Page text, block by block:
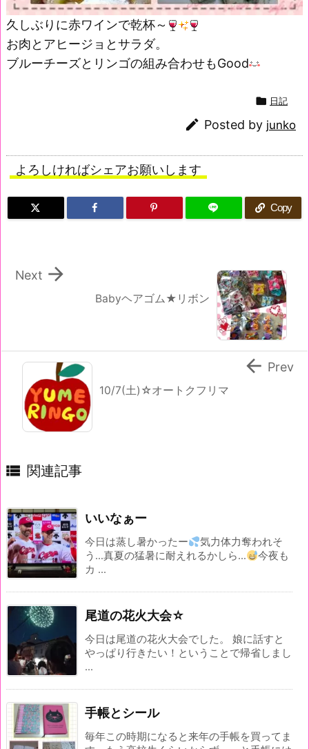
久しぶりに赤ワインで乾杯～
お肉とアヒージョとサラダ。
ブルーチーズとリンゴの組み合わせもGood
 日記
 Posted by junko
よろしければシェアお願いします
Copy
Babyヘアゴム★リボン

Next
10/7(土)☆オートクフリマ
 Prev
 関連記事
いいなぁー
今日は蒸し暑かったー
気力体力奪われそ
う…真夏の猛暑に耐えれるかしら…
今夜も
カ ...
尾道の花火大会☆
今日は尾道の花火大会でした。 娘に話すと
やっぱり行きたい！ということで帰省しまし
...
手帳とシール
毎年この時期になると来年の手帳を買ってま